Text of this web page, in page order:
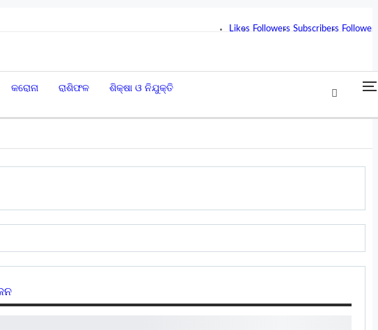
Likes Followers Subscribers
କରୋନା ରାଶିଫଳ ଶିକ୍ଷା ଓ ନିଯୁକ୍ତି